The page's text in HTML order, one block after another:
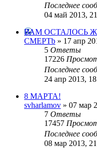
Последнее
04 май 2013,
ВАМ ОСТАЛОСЬ
CMEPTb » 17 апр
5 Ответы
17226
Последнее
24 апр 2013,
8 МАРТА!
svharlamov » 07 мар
7 Ответы
17457
Последнее
08 мар 2013,